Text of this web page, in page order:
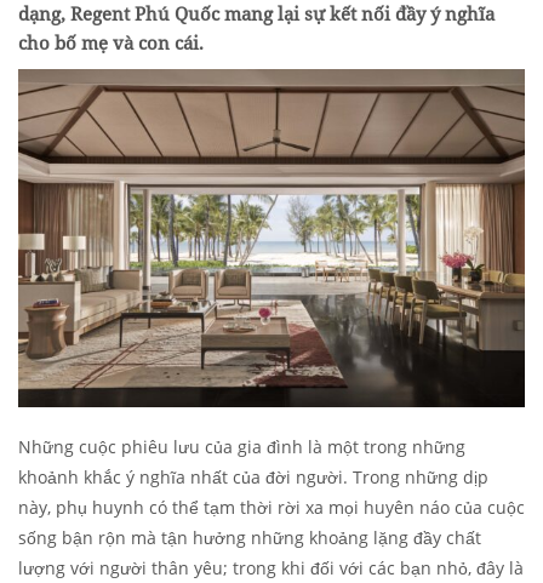
dạng, Regent Phú Quốc mang lại sự kết nối đầy ý nghĩa
cho bố mẹ và con cái.
Những cuộc phiêu lưu của gia đình là một trong những
khoảnh khắc ý nghĩa nhất của đời người. Trong những dịp
này, phụ huynh có thể tạm thời rời xa mọi huyên náo của cuộc
sống bận rộn mà tận hưởng những khoảng lặng đầy chất
lượng với người thân yêu; trong khi đối với các bạn nhỏ, đây là